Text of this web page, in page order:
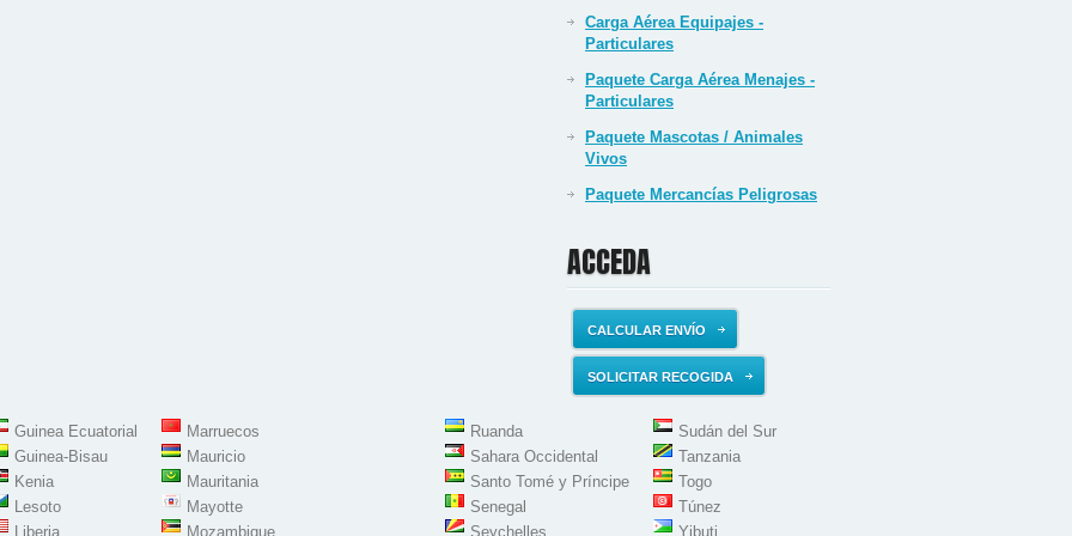
Carga Aérea Equipajes -
Particulares
Paquete Carga Aérea Menajes -
Particulares
Paquete Mascotas / Animales
Vivos
Paquete Mercancías Peligrosas
ACCEDA
CALCULAR ENVÍO
SOLICITAR RECOGIDA
Guinea Ecuatorial
Guinea-Bisau
Kenia
Lesoto
Liberia
Marruecos
Mauricio
Mauritania
Mayotte
Mozambique
Ruanda
Sahara Occidental
Santo Tomé y Príncipe
Senegal
Seychelles
Sudán del Sur
Tanzania
Togo
Túnez
Yibuti